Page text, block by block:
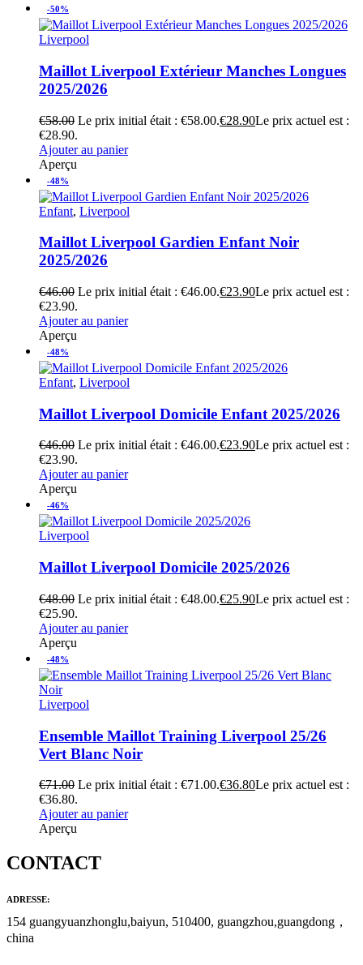
-50%
Liverpool
Maillot Liverpool Extérieur Manches Longues
2025/2026
€58.00 Le prix initial était : €58.00.€28.90Le prix actuel est :
€28.90.
Ajouter au panier
Aperçu
-48%
Enfant, Liverpool
Maillot Liverpool Gardien Enfant Noir
2025/2026
€46.00 Le prix initial était : €46.00.€23.90Le prix actuel est :
€23.90.
Ajouter au panier
Aperçu
-48%
Enfant, Liverpool
Maillot Liverpool Domicile Enfant 2025/2026
€46.00 Le prix initial était : €46.00.€23.90Le prix actuel est :
€23.90.
Ajouter au panier
Aperçu
-46%
Liverpool
Maillot Liverpool Domicile 2025/2026
€48.00 Le prix initial était : €48.00.€25.90Le prix actuel est :
€25.90.
Ajouter au panier
Aperçu
-48%
Liverpool
Ensemble Maillot Training Liverpool 25/26
Vert Blanc Noir
€71.00 Le prix initial était : €71.00.€36.80Le prix actuel est :
€36.80.
Ajouter au panier
Aperçu
CONTACT
ADRESSE:
154 guangyuanzhonglu,baiyun, 510400, guangzhou,guangdong，
china